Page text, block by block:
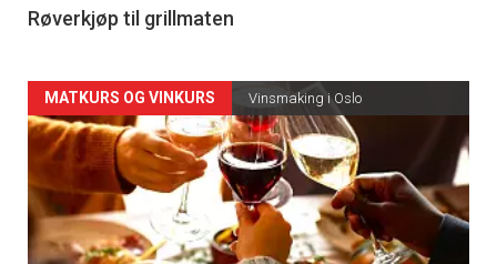
4
Røverkjøp til grillmaten
Forsiden
akkurat
nå
-
MATKURS OG VINKURS Vinsmaking i Oslo